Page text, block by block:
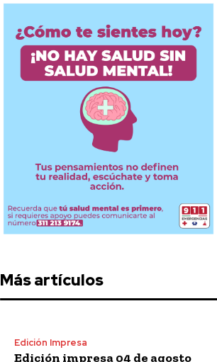
Más artículos
Edición Impresa
Edición impresa 04 de agosto